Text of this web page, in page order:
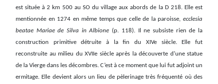
est située à 2 km 500 au SO du village aux abords de la D 218. Elle est
mentionnée en 1274 en même temps que celle de la paroisse, ecclesia
beatae Mariae de Silva in Albione (p. 118). Il ne subsiste rien de la
construction primitive détruite à la fin du XIVe siècle. Elle fut
reconstruite au milieu du XVIIe siècle après la découverte d’une statue
de la Vierge dans les décombres. C’est à ce moment que lui fut adjoint un
ermitage. Elle devient alors un lieu de pèlerinage très fréquenté où des